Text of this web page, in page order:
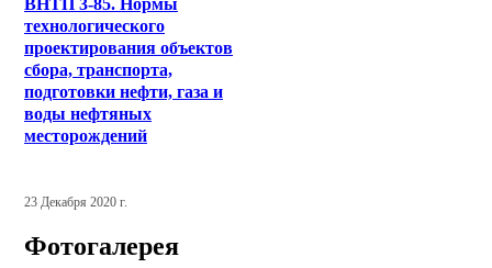
ВНТП 3-85. Нормы
технологического
проектирования объектов
сбора, транспорта,
подготовки нефти, газа и
воды нефтяных
месторождений
23 Декабря 2020 г.
Фотогалерея